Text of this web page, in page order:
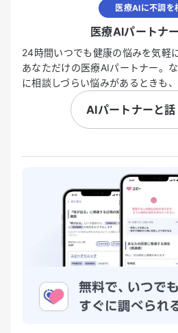
医療AIに不調を
医療AIパートナ
24時間いつでも健康の悩みを気軽
あなただけの医療AIパートナー。
に相談しづらい悩みがあるときも
AIパートナーと話